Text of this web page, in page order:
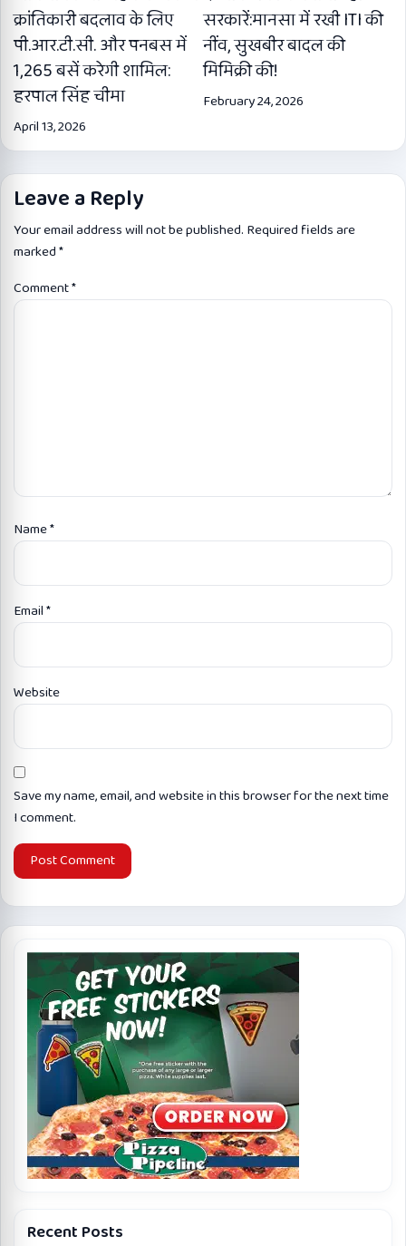
क्रांतिकारी बदलाव के लिए
पी.आर.टी.सी. और पनबस में
1,265 बसें करेगी शामिल:
हरपाल सिंह चीमा
April 13, 2026
सरकारें:मानसा में रखी ITI की
नींव, सुखबीर बादल की
मिमिक्री की!
February 24, 2026
Leave a Reply
Your email address will not be published. Required fields are
marked*
Comment*
Name*
Email*
Website
Save my name, email, and website in this browser for the next time
I comment.
Recent Posts